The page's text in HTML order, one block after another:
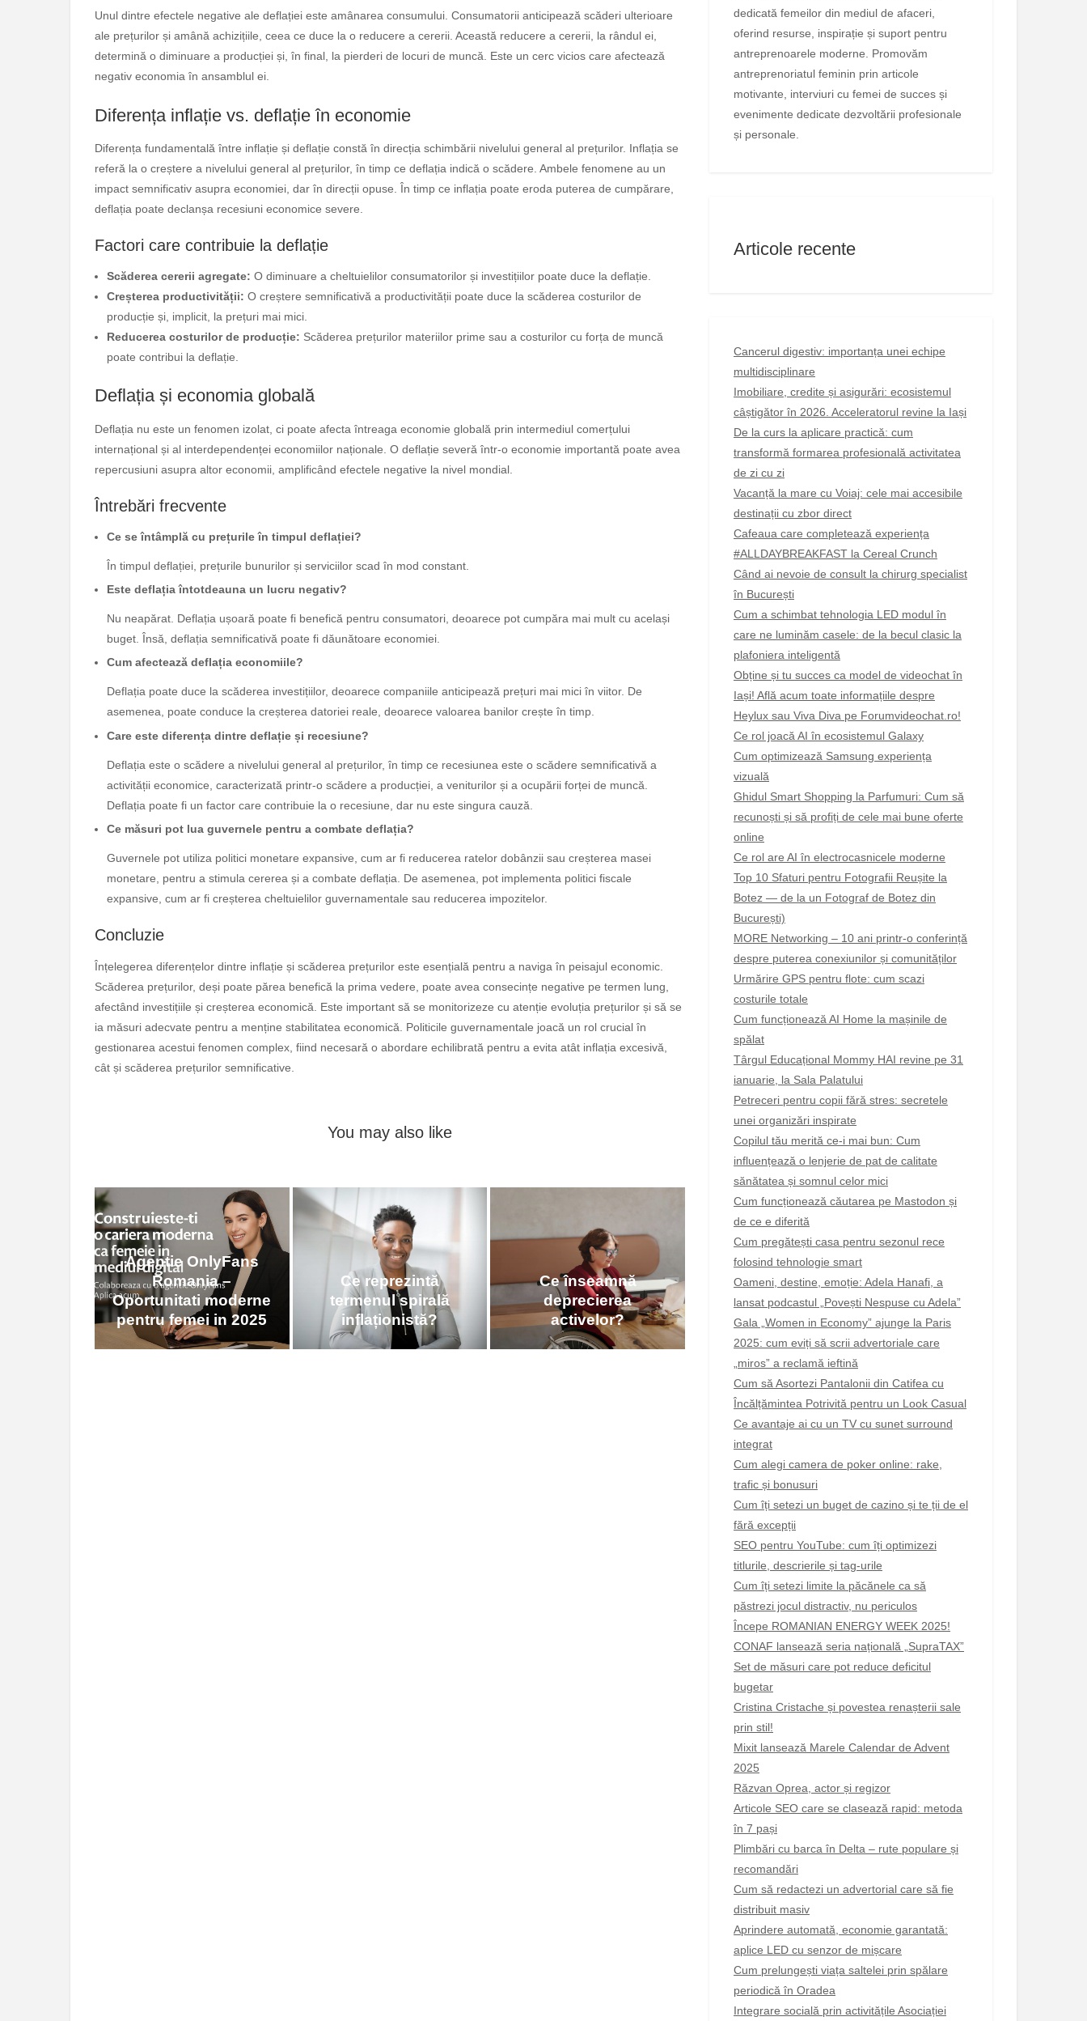
Unul dintre efectele negative ale deflației este amânarea consumului. Consumatorii anticipează scăderi ulterioare
ale prețurilor și amână achizițiile, ceea ce duce la o reducere a cererii. Această reducere a cererii, la rândul ei,
determină o diminuare a producției și, în final, la pierderi de locuri de muncă. Este un cerc vicios care afectează
negativ economia în ansamblul ei.
Diferența inflație vs. deflație în economie
Diferența fundamentală între inflație și deflație constă în direcția schimbării nivelului general al prețurilor. Inflația se
referă la o creștere a nivelului general al prețurilor, în timp ce deflația indică o scădere. Ambele fenomene au un
impact semnificativ asupra economiei, dar în direcții opuse. În timp ce inflația poate eroda puterea de cumpărare,
deflația poate declanșa recesiuni economice severe.
Factori care contribuie la deflație
Scăderea cererii agregate: O diminuare a cheltuielilor consumatorilor și investițiilor poate duce la deflație.
Creșterea productivității: O creștere semnificativă a productivității poate duce la scăderea costurilor de
producție și, implicit, la prețuri mai mici.
Reducerea costurilor de producție: Scăderea prețurilor materiilor prime sau a costurilor cu forța de muncă
poate contribui la deflație.
Deflația și economia globală
Deflația nu este un fenomen izolat, ci poate afecta întreaga economie globală prin intermediul comerțului
internațional și al interdependenței economiilor naționale. O deflație severă într-o economie importantă poate avea
repercusiuni asupra altor economii, amplificând efectele negative la nivel mondial.
Întrebări frecvente
Ce se întâmplă cu prețurile în timpul deflației?
În timpul deflației, prețurile bunurilor și serviciilor scad în mod constant.
Este deflația întotdeauna un lucru negativ?
Nu neapărat. Deflația ușoară poate fi benefică pentru consumatori, deoarece pot cumpăra mai mult cu același
buget. Însă, deflația semnificativă poate fi dăunătoare economiei.
Cum afectează deflația economiile?
Deflația poate duce la scăderea investițiilor, deoarece companiile anticipează prețuri mai mici în viitor. De
asemenea, poate conduce la creșterea datoriei reale, deoarece valoarea banilor crește în timp.
Care este diferența dintre deflație și recesiune?
Deflația este o scădere a nivelului general al prețurilor, în timp ce recesiunea este o scădere semnificativă a
activității economice, caracterizată printr-o scădere a producției, a veniturilor și a ocupării forței de muncă.
Deflația poate fi un factor care contribuie la o recesiune, dar nu este singura cauză.
Ce măsuri pot lua guvernele pentru a combate deflația?
Guvernele pot utiliza politici monetare expansive, cum ar fi reducerea ratelor dobânzii sau creșterea masei
monetare, pentru a stimula cererea și a combate deflația. De asemenea, pot implementa politici fiscale
expansive, cum ar fi creșterea cheltuielilor guvernamentale sau reducerea impozitelor.
Concluzie
Înțelegerea diferențelor dintre inflație și scăderea prețurilor este esențială pentru a naviga în peisajul economic.
Scăderea prețurilor, deși poate părea benefică la prima vedere, poate avea consecințe negative pe termen lung,
afectând investițiile și creșterea economică. Este important să se monitorizeze cu atenție evoluția prețurilor și să se
ia măsuri adecvate pentru a menține stabilitatea economică. Politicile guvernamentale joacă un rol crucial în
gestionarea acestui fenomen complex, fiind necesară o abordare echilibrată pentru a evita atât inflația excesivă,
cât și scăderea prețurilor semnificative.
You may also like
Agentie OnlyFans
Romania –
Oportunitati moderne
pentru femei in 2025
Ce reprezintă
termenul spirală
inflaționistă?
Ce înseamnă
deprecierea
activelor?
dedicată femeilor din mediul de afaceri,
oferind resurse, inspirație și suport pentru
antreprenoarele moderne. Promovăm
antreprenoriatul feminin prin articole
motivante, interviuri cu femei de succes și
evenimente dedicate dezvoltării profesionale
și personale.
Articole recente
Cancerul digestiv: importanța unei echipe
multidisciplinare
Imobiliare, credite și asigurări: ecosistemul
câștigător în 2026. Acceleratorul revine la Iași
De la curs la aplicare practică: cum
transformă formarea profesională activitatea
de zi cu zi
Vacanță la mare cu Voiaj: cele mai accesibile
destinații cu zbor direct
Cafeaua care completează experiența
#ALLDAYBREAKFAST la Cereal Crunch
Când ai nevoie de consult la chirurg specialist
în București
Cum a schimbat tehnologia LED modul în
care ne luminăm casele: de la becul clasic la
plafoniera inteligentă
Obține și tu succes ca model de videochat în
Iași! Află acum toate informațiile despre
Heylux sau Viva Diva pe Forumvideochat.ro!
Ce rol joacă AI în ecosistemul Galaxy
Cum optimizează Samsung experiența
vizuală
Ghidul Smart Shopping la Parfumuri: Cum să
recunoști și să profiți de cele mai bune oferte
online
Ce rol are AI în electrocasnicele moderne
Top 10 Sfaturi pentru Fotografii Reușite la
Botez — de la un Fotograf de Botez din
București)
MORE Networking – 10 ani printr-o conferință
despre puterea conexiunilor și comunităților
Urmărire GPS pentru flote: cum scazi
costurile totale
Cum funcționează AI Home la mașinile de
spălat
Târgul Educațional Mommy HAI revine pe 31
ianuarie, la Sala Palatului
Petreceri pentru copii fără stres: secretele
unei organizări inspirate
Copilul tău merită ce-i mai bun: Cum
influențează o lenjerie de pat de calitate
sănătatea și somnul celor mici
Cum funcționează căutarea pe Mastodon și
de ce e diferită
Cum pregătești casa pentru sezonul rece
folosind tehnologie smart
Oameni, destine, emoție: Adela Hanafi, a
lansat podcastul „Povești Nespuse cu Adela”
Gala „Women in Economy” ajunge la Paris
2025: cum eviți să scrii advertoriale care
„miros” a reclamă ieftină
Cum să Asortezi Pantalonii din Catifea cu
Încălțămintea Potrivită pentru un Look Casual
Ce avantaje ai cu un TV cu sunet surround
integrat
Cum alegi camera de poker online: rake,
trafic și bonusuri
Cum îți setezi un buget de cazino și te ții de el
fără excepții
SEO pentru YouTube: cum îți optimizezi
titlurile, descrierile și tag-urile
Cum îți setezi limite la păcănele ca să
păstrezi jocul distractiv, nu periculos
Începe ROMANIAN ENERGY WEEK 2025!
CONAF lansează seria națională „SupraTAX”
Set de măsuri care pot reduce deficitul
bugetar
Cristina Cristache și povestea renașterii sale
prin stil!
Mixit lansează Marele Calendar de Advent
2025
Răzvan Oprea, actor și regizor
Articole SEO care se clasează rapid: metoda
în 7 pași
Plimbări cu barca în Delta – rute populare și
recomandări
Cum să redactezi un advertorial care să fie
distribuit masiv
Aprindere automată, economie garantată:
aplice LED cu senzor de mișcare
Cum prelungești viața saltelei prin spălare
periodică în Oradea
Integrare socială prin activitățile Asociației